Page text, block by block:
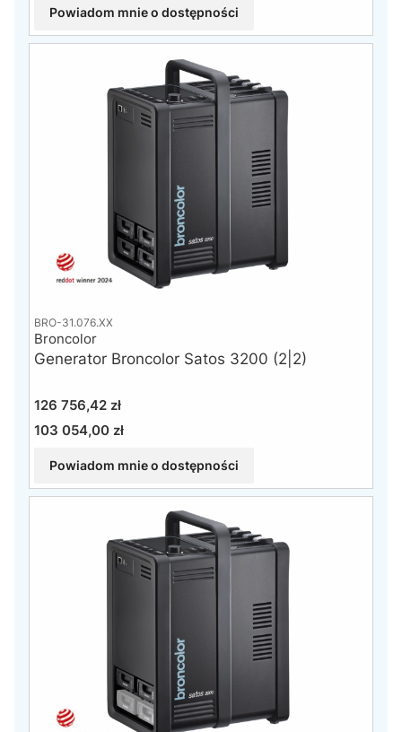
Powiadom mnie o dostępności
BRO-31.076.XX
Generator Broncolor Satos 3200 (2|2)
Broncolor
Cena
126 756,42 zł
Cena
103 054,00 zł
Powiadom mnie o dostępności